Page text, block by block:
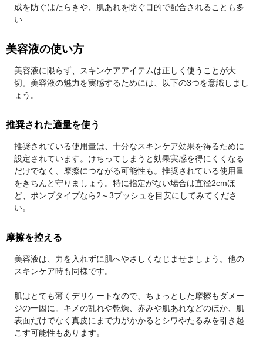
成を防ぐはたらきや、肌あれを防ぐ目的で配合されることも多
い
美容液の使い方
美容液に限らず、スキンケアアイテムは正しく使うことが大
切。美容液の魅力を実感するためには、以下の3つを意識しまし
ょう。
推奨された適量を使う
推奨されている使用量は、十分なスキンケア効果を得るために
設定されています。けちってしまうと効果実感を得にくくなる
だけでなく、摩擦につながる可能性も。推奨されている使用量
をきちんと守りましょう。特に指定がない場合は直径2cmほ
ど、ポンプタイプなら2～3プッシュを目安にしてみてくださ
い。
摩擦を控える
美容液は、力を入れずに肌へやさしくなじませましょう。他の
スキンケア時も同様です。
肌はとても薄くデリケートなので、ちょっとした摩擦もダメー
ジの一因に。キメの乱れや乾燥、赤みや肌あれなどのほか、肌
表面だけでなく真皮にまで力がかかるとシワやたるみを引き起
こす可能性もあります。